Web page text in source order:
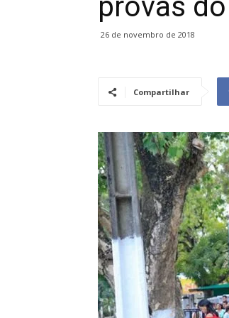
26 de novembro de 2018
Compartilhar